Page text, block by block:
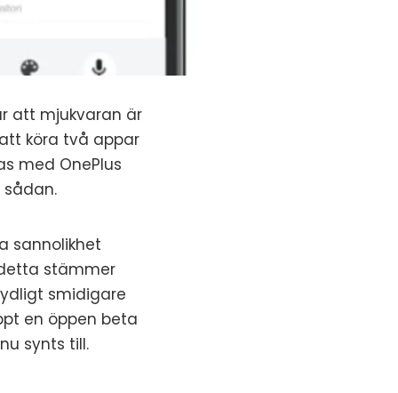
att mjukvaran är
köra två appar
med OnePlus
sannolikhet
stämmer
smidigare
en öppen beta
synts till.